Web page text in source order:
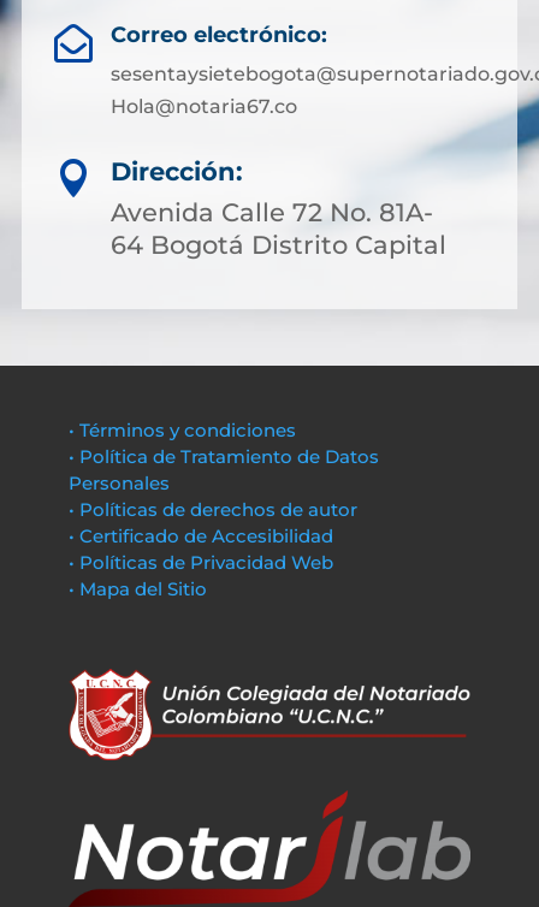
 Correo electrónico:
Hola@notaria67.co

Dirección:
Avenida Calle 72 No. 81A-
64 Bogotá Distrito Capital
• Términos y condiciones
• Política de Tratamiento de Datos
Personales
• Políticas de derechos de autor
• Certificado de Accesibilidad
• Políticas de Privacidad Web
• Mapa del Sitio